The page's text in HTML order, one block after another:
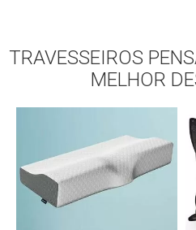
Compra rápida
TRAVESSEIROS
MELHOR